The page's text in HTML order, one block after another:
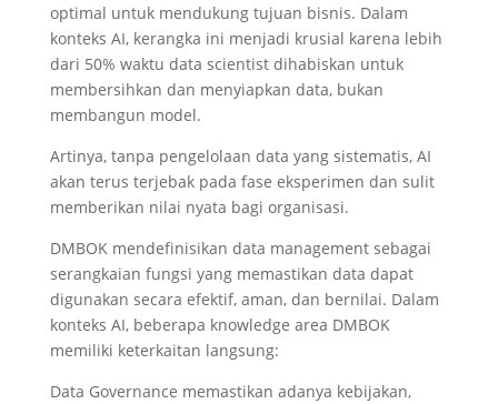
optimal untuk mendukung tujuan bisnis. Dalam
konteks AI, kerangka ini menjadi krusial karena lebih
dari 50% waktu data scientist dihabiskan untuk
membersihkan dan menyiapkan data, bukan
membangun model.
Artinya, tanpa pengelolaan data yang sistematis, AI
akan terus terjebak pada fase eksperimen dan sulit
memberikan nilai nyata bagi organisasi.
DMBOK mendefinisikan data management sebagai
serangkaian fungsi yang memastikan data dapat
digunakan secara efektif, aman, dan bernilai. Dalam
konteks AI, beberapa knowledge area DMBOK
memiliki keterkaitan langsung:
Data Governance memastikan adanya kebijakan,